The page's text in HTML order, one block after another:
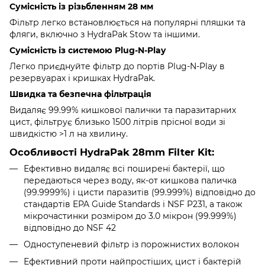
Сумісність із різьбленням 28 мм
Фільтр легко встановлюється на популярні пляшки та
фляги, включно з HydraPak Stow та іншими.
Сумісність із системою Plug-N-Play
Легко приєднуйте фільтр до портів Plug-N-Play в
резервуарах і кришках HydraPak.
Швидка та безпечна фільтрація
Видаляє 99.99% кишкової палички та паразитарних
цист, фільтрує близько 1500 літрів прісної води зі
швидкістю >1 л на хвилину.
Особливості HydraPak 28mm Filter Kit:
Ефективно видаляє всі поширені бактерії, що
передаються через воду, як-от кишкова паличка
(99.9999%) і цисти паразитів (99.999%) відповідно до
стандартів EPA Guide Standards і NSF P231, а також
мікрочастинки розміром до 3.0 мікрон (99.999%)
відповідно до NSF 42
Одноступеневий фільтр із порожнистих волокон
Ефективний проти найпростіших, цист і бактерій